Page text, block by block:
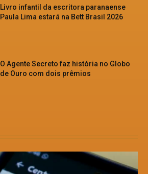
Livro infantil da escritora paranaense
Paula Lima estará na Bett Brasil 2026
O Agente Secreto faz história no Globo
de Ouro com dois prêmios